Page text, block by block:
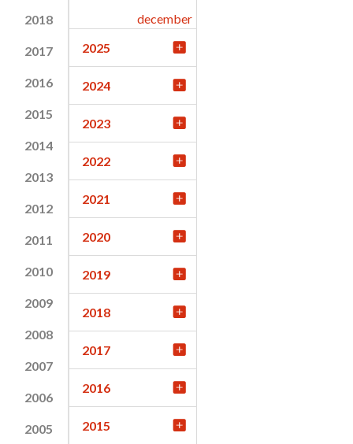
2018
2017
2016
2015
2014
2013
2012
2011
2010
2009
2008
2007
2006
2005
december
2025
2024
2023
2022
2021
2020
2019
2018
2017
2016
2015